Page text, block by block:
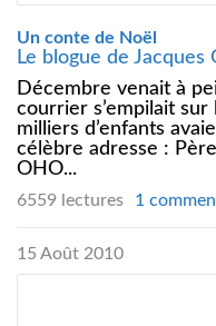
Un conte de Noël
Le blogue de Jacques
Décembre venait à
courrier s’empilait
milliers d’enfants
célèbre adresse :
OHO...
6559 lectures 1
15 Août 2010